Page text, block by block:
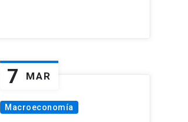
7 MAR
Macroeconomía